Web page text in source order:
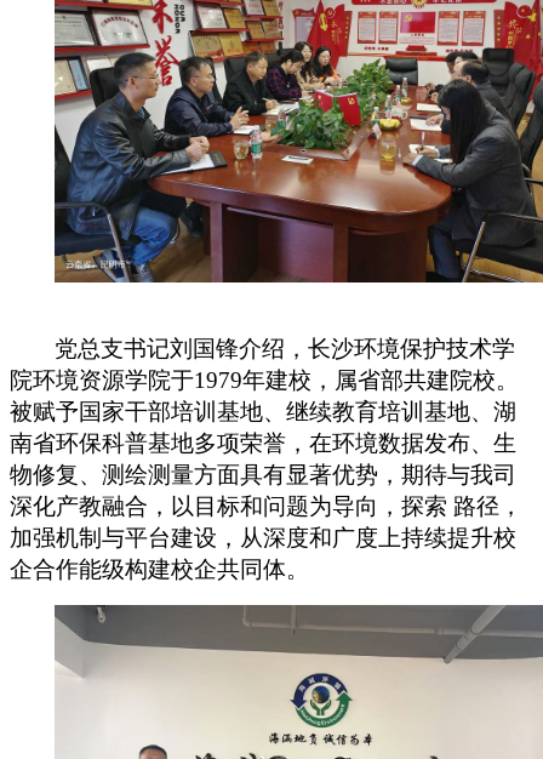
党总支书记刘国锋介绍，长沙环境保护技术学
院环境资源学院于1979年建校，属省部共建院校。
被赋予国家干部培训基地、继续教育培训基地、湖
南省环保科普基地多项荣誉，在环境数据发布、生
物修复、测绘测量方面具有显著优势，期待与我司
深化产教融合，以目标和问题为导向，探索 路径，
加强机制与平台建设，从深度和广度上持续提升校
企合作能级构建校企共同体。